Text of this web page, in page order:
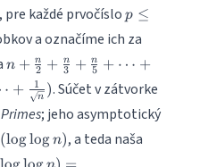
pre každé prvočíslop
\leq
\sqrt
n
p ≤
a označíme ich za
n +
\frac{n}
{2} +
\frac{n}
{3} +
\frac{n}
n + 2
n + 3
n + 5
n + ⋯ +
+ n
1 ). Súčet v zátvorke
; jeho asymptotický
n)
(loglog n), a teda naša